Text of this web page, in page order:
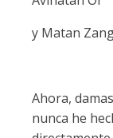
y Matan
Ahora,
nunca he